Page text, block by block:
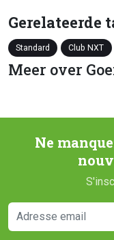
Gerelateerde
Standard Club NXT
Meer over
Ne